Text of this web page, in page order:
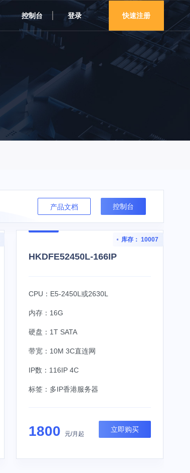
控制台 登录 快速注册
控制台
产品文档
库存： 10007
HKDFE52450L-166IP
CPU：E5-2450L或2630L
内存：16G
硬盘：1T SATA
带宽：10M 3C直连网
IP数：116IP 4C
标签： 多IP香港服务器
1800 元/月起
立即购买